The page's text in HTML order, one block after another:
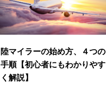
陸マイラーの始め方、４つの
手順【初心者にもわかりやす
く解説】